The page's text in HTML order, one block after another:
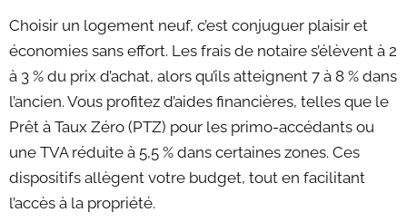
Choisir un logement neuf, c’est conjuguer plaisir et
économies sans effort. Les frais de notaire s’élèvent à 2
à 3 % du prix d’achat, alors qu’ils atteignent 7 à 8 % dans
l’ancien. Vous profitez d’aides financières, telles que le
Prêt à Taux Zéro (PTZ) pour les primo-accédants ou
une TVA réduite à 5,5 % dans certaines zones. Ces
dispositifs allègent votre budget, tout en facilitant
l’accès à la propriété.